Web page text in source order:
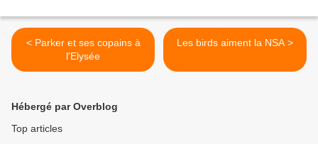
< Parker et ses copains à
l'Elysée
Les birds aiment la NSA >
Hébergé par Overblog
Top articles